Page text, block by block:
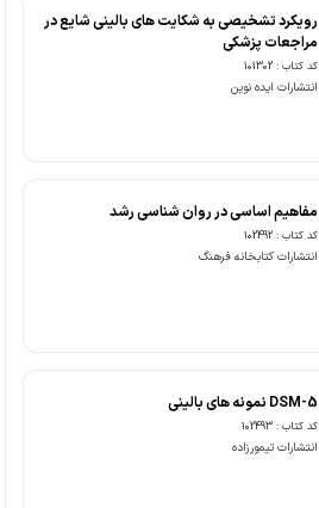
رویکرد تشخیصی به شکایت های بالینی شایع در
مراجعات پزشکی
کد کتاب : 101302
انتشارات ایده نوین
مفاهیم اساسی در روان شناسی رشد
کد کتاب : 102492
انتشارات کتابخانه فرهنگ
DSM-5 نمونه های بالینی
کد کتاب : 102493
انتشارات تیمورزاده